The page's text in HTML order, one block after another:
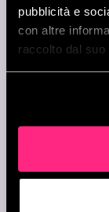
pubblicità e
con altre
raccolto dal
29 Agosto 2023
BESHARP
14064 PER
AMBIENTALE